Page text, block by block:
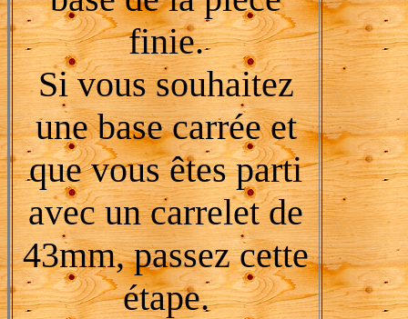
finie.
Si vous souhaitez
une base carrée et
que vous êtes parti
avec un carrelet de
43mm, passez cette
étape.